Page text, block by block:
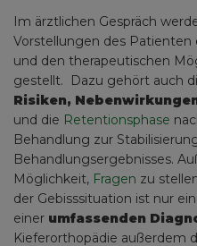
Im ärztlichen Gespräch
Vorstellungen des Patienten
und den therapeutischen
gestellt. Dazu gehört auch
Risiken,
und die Retentionsphase
Behandlung zur
Behandlungsergebnisses.
Möglichkeit, Fragen zu
der Gebisssituation ist nur
einer umfassenden
Kieferorthopädie außerdem